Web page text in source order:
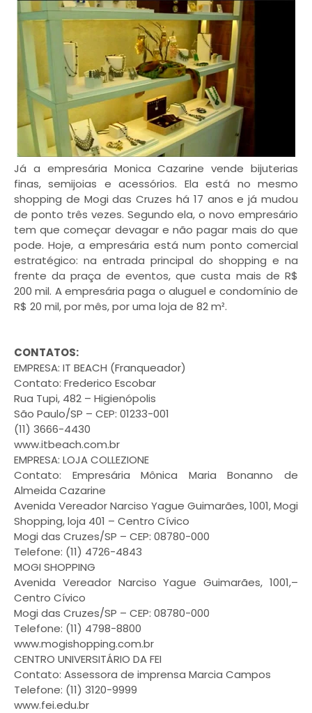
Já a empresária Monica Cazarine vende bijuterias
finas, semijoias e acessórios. Ela está no mesmo
shopping de Mogi das Cruzes há 17 anos e já mudou
de ponto três vezes. Segundo ela, o novo empresário
tem que começar devagar e não pagar mais do que
pode. Hoje, a empresária está num ponto comercial
estratégico: na entrada principal do shopping e na
frente da praça de eventos, que custa mais de R$
200 mil. A empresária paga o aluguel e condomínio de
R$ 20 mil, por mês, por uma loja de 82 m².
CONTATOS:
EMPRESA: IT BEACH (Franqueador)
Contato: Frederico Escobar
Rua Tupi, 482 – Higienópolis
São Paulo/SP – CEP: 01233-001
(11) 3666-4430
www.itbeach.com.br
EMPRESA: LOJA COLLEZIONE
Contato: Empresária Mônica Maria Bonanno de
Almeida Cazarine
Avenida Vereador Narciso Yague Guimarães, 1001, Mogi
Shopping, loja 401 – Centro Cívico
Mogi das Cruzes/SP – CEP: 08780-000
Telefone: (11) 4726-4843
MOGI SHOPPING
Avenida Vereador Narciso Yague Guimarães, 1001,–
Centro Cívico
Mogi das Cruzes/SP – CEP: 08780-000
Telefone: (11) 4798-8800
www.mogishopping.com.br
CENTRO UNIVERSITÁRIO DA FEI
Contato: Assessora de imprensa Marcia Campos
Telefone: (11) 3120-9999
www.fei.edu.br